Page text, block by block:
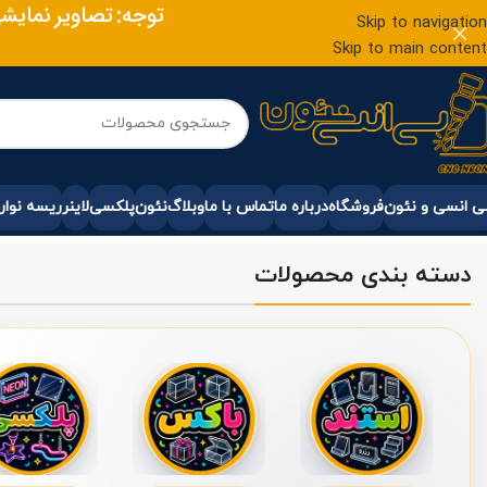
Skip to navigation
Skip to main content
توجه: تصاویر
انسی و نئونفروشگاهدرباره ماتماس با ماوبلاگنئونپلکسیلاینرریسه
دسته بندی محصولات